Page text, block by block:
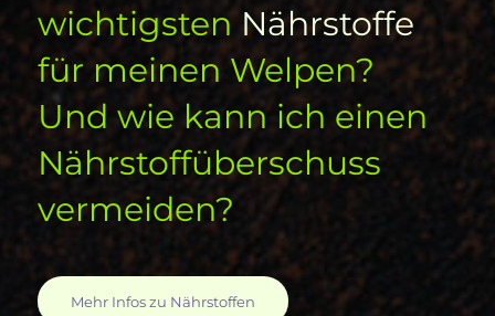
wichtigstenNährstoffe
für meinen Welpen?
Und wie kann ich einen
Nährstoffüberschuss
vermeiden?
Mehr Infos zu Nährstoffen